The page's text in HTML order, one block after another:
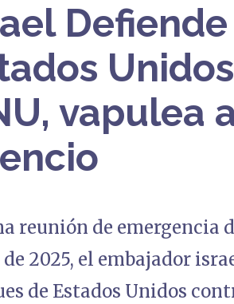
vapulea
reunión de emergencia
2025, el embajador
de Estados Unidos